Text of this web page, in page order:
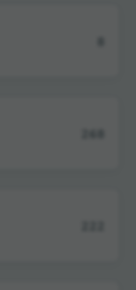
8
268